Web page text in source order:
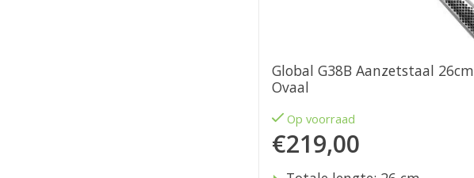
Global G38B Aanzetstaal 26cm
Ovaal
Op voorraad
€219,00